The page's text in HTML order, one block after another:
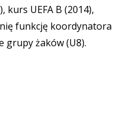
kurs UEFA B (2014),
funkcję koordynatora
grupy żaków (U8).